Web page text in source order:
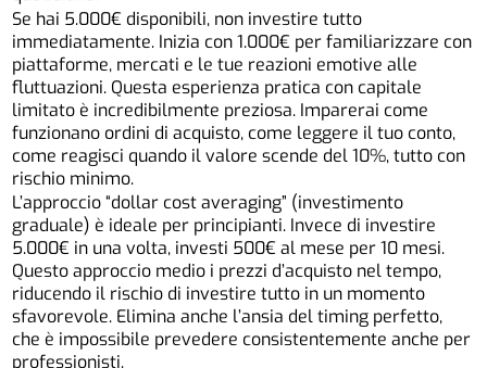
Se hai 5.000€ disponibili, non investire tutto
immediatamente. Inizia con 1.000€ per familiarizzare con
piattaforme, mercati e le tue reazioni emotive alle
fluttuazioni. Questa esperienza pratica con capitale
limitato è incredibilmente preziosa. Imparerai come
funzionano ordini di acquisto, come leggere il tuo conto,
come reagisci quando il valore scende del 10%, tutto con
rischio minimo.
L’approccio “dollar cost averaging” (investimento
graduale) è ideale per principianti. Invece di investire
5.000€ in una volta, investi 500€ al mese per 10 mesi.
Questo approccio medio i prezzi d’acquisto nel tempo,
riducendo il rischio di investire tutto in un momento
sfavorevole. Elimina anche l’ansia del timing perfetto,
che è impossibile prevedere consistentemente anche per
professionisti.